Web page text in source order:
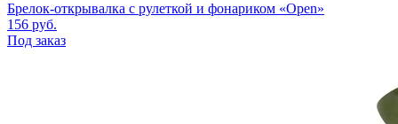
Брелок-открывалка с рулеткой и фонариком «Open»
156 руб.
Под заказ